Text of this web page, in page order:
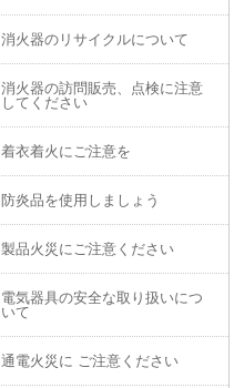
消火器のリサイクルについて
消火器の訪問販売、点検に注意
してください
着衣着火にご注意を
防炎品を使用しましょう
製品火災にご注意ください
電気器具の安全な取り扱いにつ
いて
通電火災に ご注意ください